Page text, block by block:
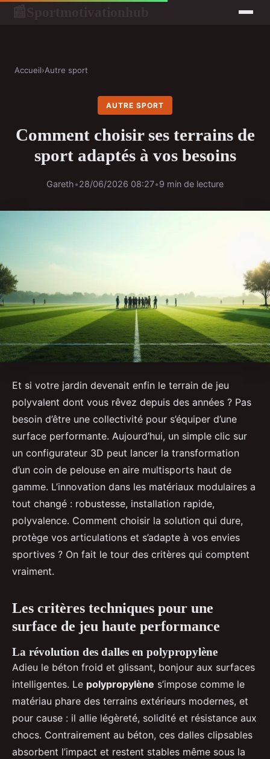
Accueil›Autre sport
AUTRE SPORT
Comment choisir ses terrains de
sport adaptés à vos besoins
Gareth•28/06/2026 08:27•9 min de lecture
Et si votre jardin devenait enfin le terrain de jeu
polyvalent dont vous rêvez depuis des années ? Pas
besoin d’être une collectivité pour s’équiper d’une
surface performante. Aujourd’hui, un simple clic sur
un configurateur 3D peut lancer la transformation
d’un coin de pelouse en aire multisports haut de
gamme. L’innovation dans les matériaux modulaires a
tout changé : robustesse, installation rapide,
polyvalence. Comment choisir la solution qui dure,
protège vos articulations et s’adapte à vos envies
sportives ? On fait le tour des critères qui comptent
vraiment.
Les critères techniques pour une
surface de jeu haute performance
La révolution des dalles en polypropylène
Adieu le béton froid et glissant, bonjour aux surfaces
intelligentes. Le polypropylène s’impose comme le
matériau phare des terrains extérieurs modernes, et
pour cause : il allie légèreté, solidité et résistance aux
chocs. Contrairement au béton, ces dalles clipsables
absorbent l’impact et restent stables même sous la